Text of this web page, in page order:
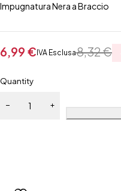
Impugnatura Nera a Braccio
8,32€
6,99 € IVA Esclusa
Quantity